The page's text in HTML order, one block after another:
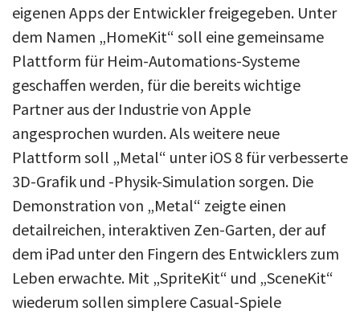
eigenen Apps der Entwickler freigegeben. Unter
dem Namen „HomeKit“ soll eine gemeinsame
Plattform für Heim-Automations-Systeme
geschaffen werden, für die bereits wichtige
Partner aus der Industrie von Apple
angesprochen wurden. Als weitere neue
Plattform soll „Metal“ unter iOS 8 für verbesserte
3D-Grafik und -Physik-Simulation sorgen. Die
Demonstration von „Metal“ zeigte einen
detailreichen, interaktiven Zen-Garten, der auf
dem iPad unter den Fingern des Entwicklers zum
Leben erwachte. Mit „SpriteKit“ und „SceneKit“
wiederum sollen simplere Casual-Spiele